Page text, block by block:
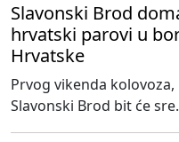
Slavonski Brod
hrvatski parovi u
Hrvatske
Prvog vikenda
Slavonski Brod bit će